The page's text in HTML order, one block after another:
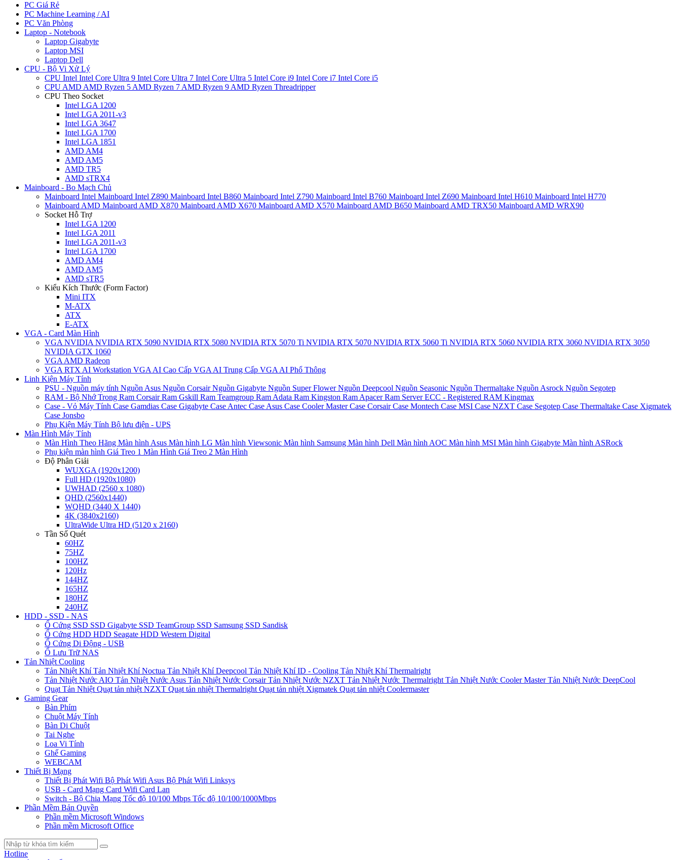
PC Giá Rẻ
PC Machine Learning / AI
PC Văn Phòng
Laptop - Notebook
Laptop Gigabyte
Laptop MSI
Laptop Dell
CPU - Bộ Vi Xử Lý
CPU Intel Intel Core Ultra 9 Intel Core Ultra 7 Intel Core Ultra 5 Intel Core i9 Intel Core i7 Intel Core i5
CPU AMD AMD Ryzen 5 AMD Ryzen 7 AMD Ryzen 9 AMD Ryzen Threadripper
CPU Theo Socket
Intel LGA 1200
Intel LGA 2011-v3
Intel LGA 3647
Intel LGA 1700
Intel LGA 1851
AMD AM4
AMD AM5
AMD TR5
AMD sTRX4
Mainboard - Bo Mạch Chủ
Mainboard Intel Mainboard Intel Z890 Mainboard Intel B860 Mainboard Intel Z790 Mainboard Intel B760 Mainboard Intel Z690 Mainboard Intel H610 Mainboard Intel H770
Mainboard AMD Mainboard AMD X870 Mainboard AMD X670 Mainboard AMD X570 Mainboard AMD B650 Mainboard AMD TRX50 Mainboard AMD WRX90
Socket Hỗ Trợ
Intel LGA 1200
Intel LGA 2011
Intel LGA 2011-v3
Intel LGA 1700
AMD AM4
AMD AM5
AMD sTR5
Kiểu Kích Thước (Form Factor)
Mini ITX
M-ATX
ATX
E-ATX
VGA - Card Màn Hình
VGA NVIDIA NVIDIA RTX 5090 NVIDIA RTX 5080 NVIDIA RTX 5070 Ti NVIDIA RTX 5070 NVIDIA RTX 5060 Ti NVIDIA RTX 5060 NVIDIA RTX 3060 NVIDIA RTX 3050
NVIDIA GTX 1060
VGA AMD Radeon
VGA RTX AI Workstation VGA AI Cao Cấp VGA AI Trung Cấp VGA AI Phổ Thông
Linh Kiện Máy Tính
PSU - Nguồn máy tính Nguồn Asus Nguồn CorsairNguồn Gigabyte Nguồn Super FlowerNguồn Deepcool Nguồn Seasonic Nguồn Thermaltake Nguồn Asrock Nguồn Segotep
RAM - Bộ Nhớ Trong Ram CorsairRam Gskill Ram Teamgroup Ram Adata Ram Kingston Ram ApacerRam Server ECC - Registered RAM Kingmax
Case - Vỏ Máy Tính Case Gamdias Case Gigabyte Case Antec Case Asus Case Cooler MasterCase CorsairCase Montech Case MSI Case NZXT Case Segotep Case Thermaltake Case Xigmatek
Case Jonsbo
Phụ Kiện Máy Tính Bộ lưu điện - UPS
Màn Hình Máy Tính
Màn Hình Theo Hãng Màn hình Asus Màn hình LG Màn hình Viewsonic Màn hình Samsung Màn hình Dell Màn hình AOC Màn hình MSI Màn hình Gigabyte Màn hình ASRock
Phụ kiện màn hình Giá Treo 1 Màn Hình Giá Treo 2 Màn Hình
Độ Phân Giải
WUXGA (1920x1200)
Full HD (1920x1080)
UWHAD (2560 x 1080)
QHD (2560x1440)
WQHD (3440 X 1440)
4K (3840x2160)
UltraWide Ultra HD (5120 x 2160)
Tần Số Quét
60HZ
75HZ
100HZ
120Hz
144HZ
165HZ
180HZ
240HZ
HDD - SSD - NAS
Ổ Cứng SSD SSD Gigabyte SSD TeamGroup SSD Samsung SSD Sandisk
Ổ Cứng HDD HDD Seagate HDD Western Digital
Ổ Cứng Di Động - USB
Ổ Lưu Trữ NAS
Tản Nhiệt Cooling
Tản Nhiệt KhíTản Nhiệt Khí Noctua Tản Nhiệt Khí Deepcool Tản Nhiệt Khí ID - Cooling Tản Nhiệt Khí Thermalright
Tản Nhiệt Nước AIO Tản Nhiệt Nước Asus Tản Nhiệt Nước CorsairTản Nhiệt Nước NZXT Tản Nhiệt Nước Thermalright Tản Nhiệt Nước Cooler MasterTản Nhiệt Nước DeepCool
Quạt Tản Nhiệt Quạt tản nhiệt NZXT Quạt tản nhiệt Thermalright Quạt tản nhiệt Xigmatek Quạt tản nhiệt Coolermaster
Gaming Gear
Bàn Phím
Chuột Máy Tính
Bàn Di Chuột
Tai Nghe
Loa Vi Tính
Ghế Gaming
WEBCAM
Thiết Bị Mạng
Thiết Bị Phát Wifi Bộ Phát Wifi Asus Bộ Phát Wifi Linksys
USB - Card Mạng Card Wifi Card Lan
Switch - Bộ Chia Mạng Tốc độ 10/100 Mbps Tốc độ 10/100/1000Mbps
Phần Mềm Bản Quyền
Phần mềm Microsoft Windows
Phần mềm Microsoft Office
Hotline